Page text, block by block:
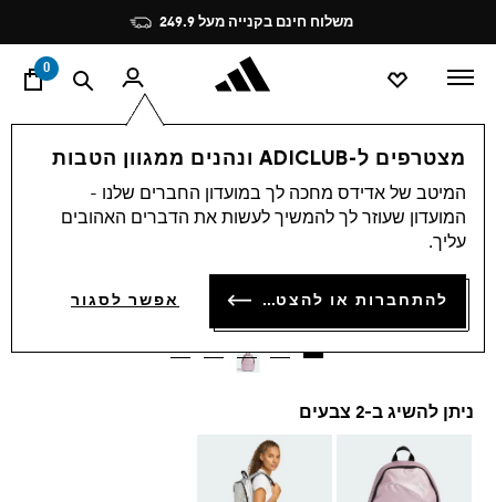
Pause
promotion
rotation
משלוח חינם בקנייה מעל 249.9
0
מצטרפים ל-ADICLUB ונהנים ממגוון הטבות
המיטב של אדידס מחכה לך במועדון החברים שלנו -
המועדון שעוזר לך להמשיך לעשות את הדברים האהובים
עליך.
להתחברות או להצטרפות אפשר לסגור
אקססוריז
11
4.9 (11)
המחיר המקורי של הפריט: Price reduced from
₪ 179.90
to
ניתן להשיג ב-2 צבעים